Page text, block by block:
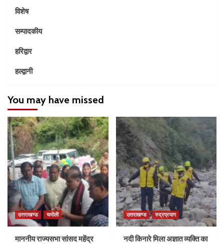
विशेष
सम्पादकीय
हरिद्वार
हल्द्वानी
You may have missed
उत्तराखण्ड चमोली
माननीय राज्यसभा सांसद महेंद्र
उत्तराखण्ड रुद्रप्रयाग
नदी किनारे मिला अज्ञात व्यक्ति का